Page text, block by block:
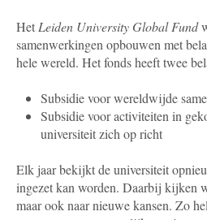
Het Leiden University Global Fund
samenwerkingen opbouwen met
hele wereld. Het fonds heeft twee
Subsidie voor wereldwijde
Subsidie voor activiteiten in
universiteit zich op richt
Elk jaar bekijkt de universiteit
ingezet kan worden. Daarbij kijken
maar ook naar nieuwe kansen. Zo